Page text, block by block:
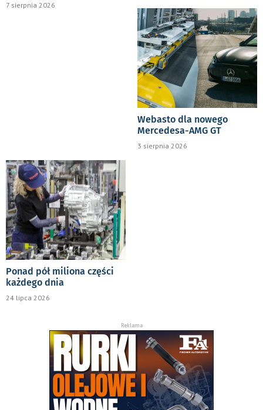
7 sierpnia 2026
Webasto dla nowego
Mercedesa-AMG GT
3 sierpnia 2026
Ponad pół miliona części
każdego dnia
24 lipca 2026
Reklama